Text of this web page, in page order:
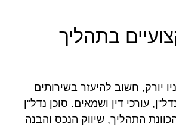
בתהליך
יורק, חשוב להיעזר בשירותים
עורכי דין ושמאים. סוכן נדל"ן
התהליך, שיווק הנכס והבנה